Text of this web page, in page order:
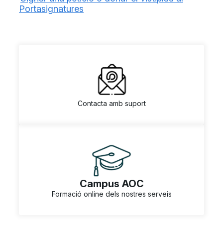
Portasignatures
Campus AOC
Formació online dels nostres serveis
Contacta amb suport